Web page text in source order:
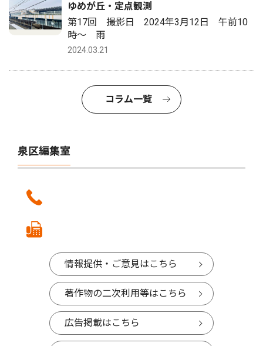
ゆめが丘・定点観測
第17回 撮影日 2024年3月12日 午前10
時〜 雨
2024.03.21
コラム一覧
泉区編集室
情報提供・ご意見はこちら
著作物の二次利用等はこちら
広告掲載はこちら